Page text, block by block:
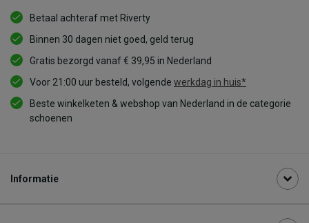
Betaal achteraf met Riverty
Binnen 30 dagen niet goed, geld terug
Gratis bezorgd vanaf € 39,95 in Nederland
Voor 21:00 uur besteld, volgende werkdag in huis*
Beste winkelketen & webshop van Nederland in de categorie
schoenen
Informatie